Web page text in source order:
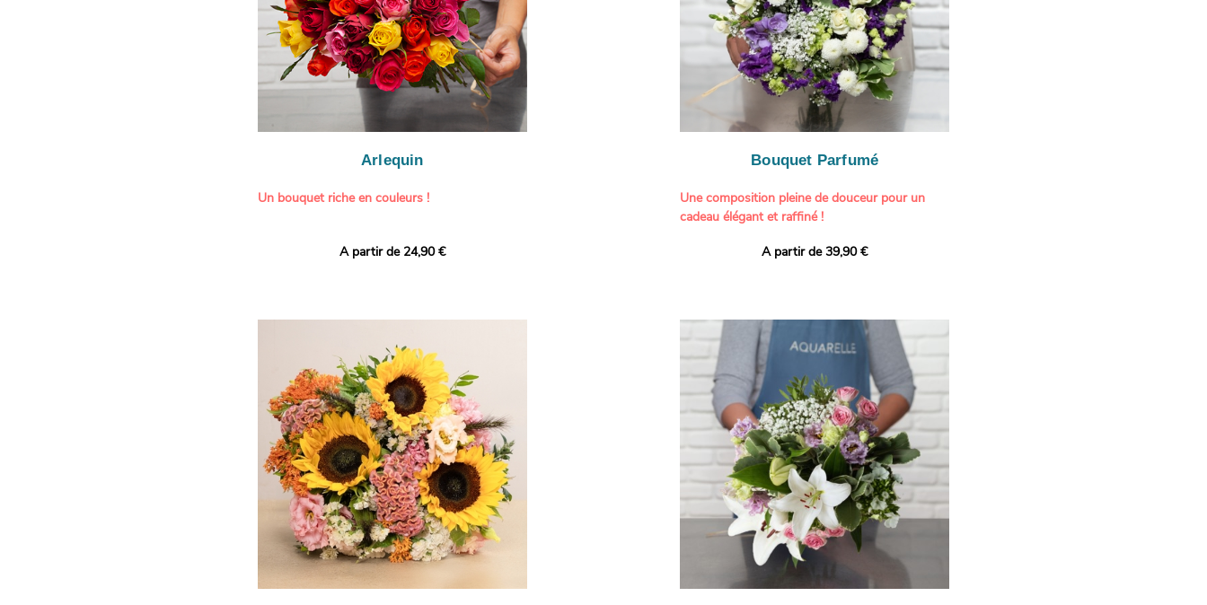
Arlequin
Un bouquet riche en couleurs !
vives pour un effet vitaminé garanti. Un
'Tropical Amazone' et 'Wild Calypso', connues
pour leur tenue en vase, leurs teintes
incroyables et le parfait épanouissement de
leurs boutons.
Une explosion de couleurs dans un bouquet de
roses fraîches !
Il contient :
- Un mélange harmonieux de roses roses,
rouges, jaunes et orange
- Quelques feuillages pour structurer
À offrir pour :
- Souhaiter un anniversaire joyeux et coloré
A partir de 24,90 €
Bouquet Parfumé
Une composition pleine de douceur pour un
cadeau élégant et raffiné !
Offrez un bouquet délicat et généreux, imaginé
création une touche de pureté et de
romantisme, tandis que les giroflées dévoilent
un parfum délicat et une allure naturellement
poétique. Le gypsophile, léger et aérien, vient
envelopper l’ensemble de douceur, pendant que
les lisianthus ajoutent une note d’élégance et de
raffinement à cette harmonie florale.
Chaque tige a été sélectionnée avec soin pour
composer un bouquet lumineux, plein de
charme et de délicatesse. Avec son bel équilibre
entre volume, finesse et parfum, cette création
florale est idéale pour célébrer les plus beaux
moments de vie avec grâce et émotion.
A partir de 39,90 €